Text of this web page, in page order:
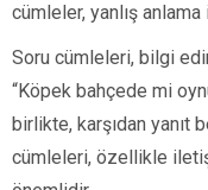
cümleler, yanlış
Soru cümleleri, bilgi
“Köpek bahçede mi
birlikte, karşıdan yanıt
cümleleri, özellikle